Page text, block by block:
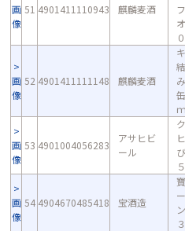
画
像
51 4901411110943 麒麟麦酒
画
像
52 4901411111148 麒麟麦酒
画
像
53 4901004056283
アサヒビ
ール
画
像
54 4904670485418 宝酒造